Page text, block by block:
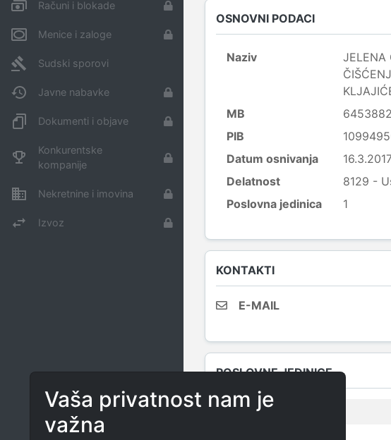
Računi i blokade
Menice i zaloge
Sudski sporovi
Javne nabavke
Dokumenti i objave
Konkurentske
kompanije
Nekretnine i imovina
Izvoz
OSNOVNI PODACI
Naziv
JELENA
MB
PIB
Datum osnivanja
Delatnost
8129 -
Poslovna jedinica
1
KONTAKTI
E-MAIL
POSLOVNE JEDINICE
Poslovnica 1
Vaša privatnost nam je
važna